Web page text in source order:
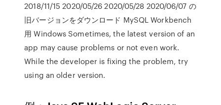
2018/11/15 2020/05/26 2020/05/28 2020/06/07 の
旧バージョンをダウンロード MySQL Workbench
用 Windows Sometimes, the latest version of an
app may cause problems or not even work.
While the developer is fixing the problem, try
using an older version.